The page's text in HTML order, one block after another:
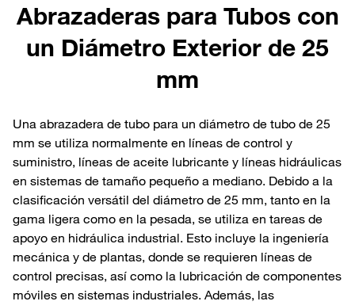
Abrazaderas para Tubos con
un Diámetro Exterior de 25
mm
Una abrazadera de tubo para un diámetro de tubo de 25
mm se utiliza normalmente en líneas de control y
suministro, líneas de aceite lubricante y líneas hidráulicas
en sistemas de tamaño pequeño a mediano. Debido a la
clasificación versátil del diámetro de 25 mm, tanto en la
gama ligera como en la pesada, se utiliza en tareas de
apoyo en hidráulica industrial. Esto incluye la ingeniería
mecánica y de plantas, donde se requieren líneas de
control precisas, así como la lubricación de componentes
móviles en sistemas industriales. Además, las